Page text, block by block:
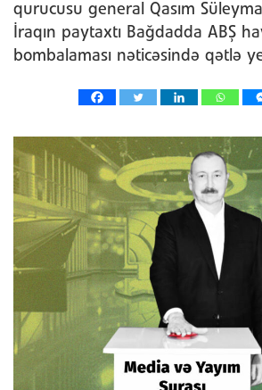
qurucusu general Qasım
İraqın paytaxtı Bağdadda ABŞ
bombalaması nəticəsində qətlə